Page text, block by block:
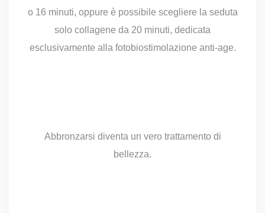
o 16 minuti, oppure è possibile scegliere la seduta
solo collagene da 20 minuti, dedicata
esclusivamente alla fotobiostimolazione anti-age.
Abbronzarsi diventa un vero trattamento di
bellezza.